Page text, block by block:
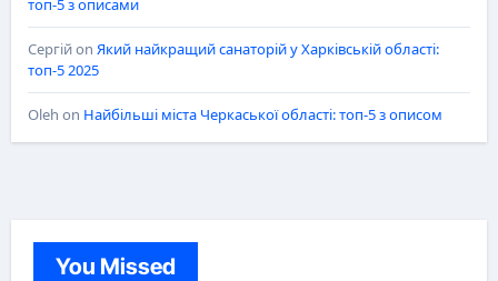
топ-5 з описами
Сергійon Який найкращий санаторій у Харківській області:
топ-5 2025
Oleh on Найбільші міста Черкаської області: топ-5 з описом
You Missed